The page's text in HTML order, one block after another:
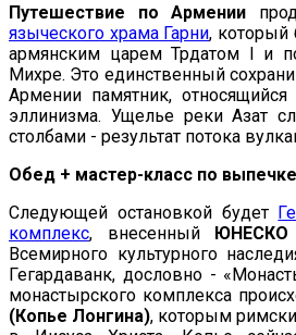
Путешествие по Армении
языческого храма Гарни, который
армянским царем Трдатом I и
Михре. Это единственный
Армении памятник,
эллинизма. Ущелье реки Азат
столбами - результат потока
Обед + мастер-класс по
Следующей остановкой будет
комплекс, внесенный ЮНЕСКО
Всемирного культурного
Гегардаванк, дословно -
монастырского комплекса
(Копье Лонгина), которым